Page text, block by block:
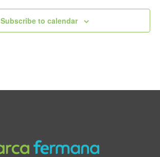
Subscribe to calendar